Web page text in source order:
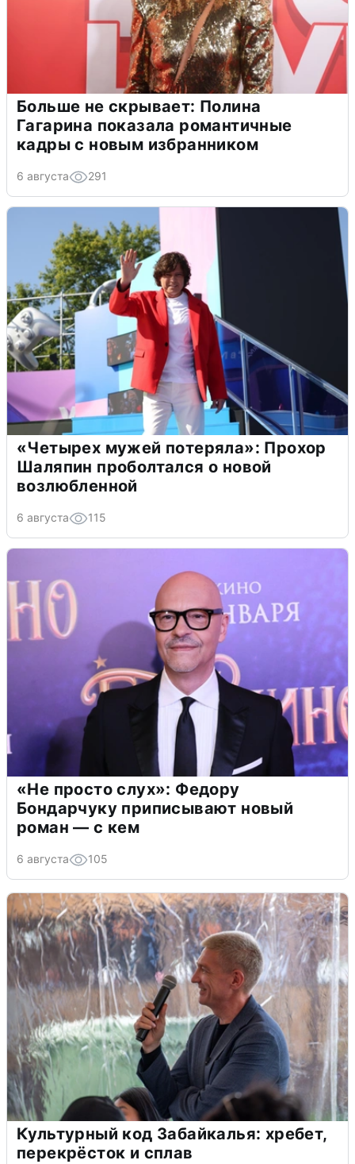
Больше не скрывает: Полина
Гагарина показала романтичные
кадры с новым избранником
6 августа 291
«Четырех мужей потеряла»: Прохор
Шаляпин проболтался о новой
возлюбленной
6 августа 115
«Не просто слух»: Федору
Бондарчуку приписывают новый
роман — с кем
6 августа 105
Культурный код Забайкалья: хребет,
перекрёсток и сплав